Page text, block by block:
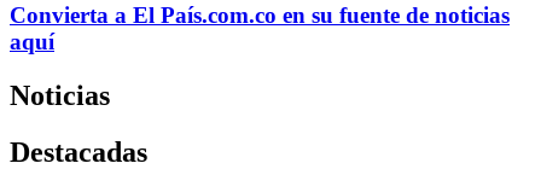
Convierta a El País.com.co en su fuente de noticias
aquí
Noticias
Destacadas